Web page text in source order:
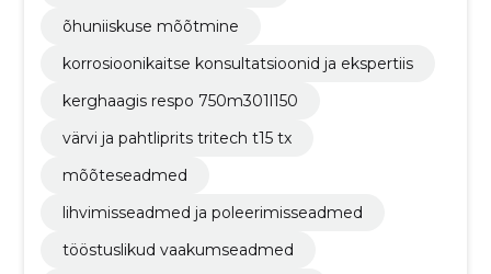
õhuniiskuse mõõtmine
korrosioonikaitse konsultatsioonid ja ekspertiis
kerghaagis respo 750m301l150
värvi ja pahtliprits tritech t15 tx
mõõteseadmed
lihvimisseadmed ja poleerimisseadmed
tööstuslikud vaakumseadmed